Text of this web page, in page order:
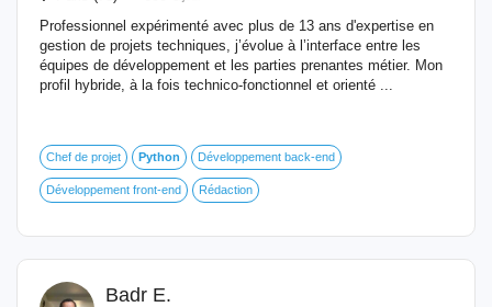
Professionnel expérimenté avec plus de 13 ans d'expertise en
gestion de projets techniques, j’évolue à l’interface entre les
équipes de développement et les parties prenantes métier. Mon
profil hybride, à la fois technico-fonctionnel et orienté ...
Chef de projet Python Développement back-end
Développement front-end Rédaction
Badr E.